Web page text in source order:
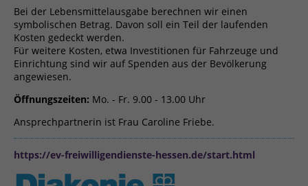
Bei der Lebensmittelausgabe berechnen wir einen
symbolischen Betrag. Davon soll ein Teil der laufenden
Kosten gedeckt werden.
Für weitere Kosten, etwa Investitionen für Fahrzeuge und
Einrichtung sind wir auf Spenden aus der Bevölkerung
angewiesen.
Öffnungszeiten: Mo. - Fr. 9.00 - 13.00 Uhr
Ansprechpartnerin ist Frau Caroline Friebe.
https://ev-freiwilligendienste-hessen.de/start.html